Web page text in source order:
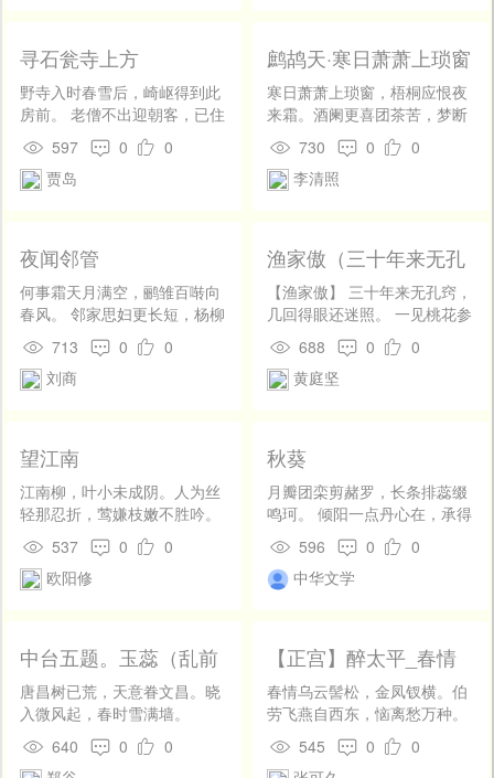
淹留，全军藉智谋。讵似南宫
复道上，先封雍齿侯。
寻石瓮寺上方
野寺入时春雪后，崎岖得到此
房前。 老僧不出迎朝客，已住
上方三十年。
597 0
0
贾岛
鹧鸪天·寒日萧萧上琐窗
寒日萧萧上琐窗，梧桐应恨夜
来霜。酒阑更喜团茶苦，梦断
偏宜瑞脑香。秋已尽，日犹
长，仲宣怀远更凄凉。不如随
分尊前醉，莫负东篱菊蕊黄。
730 0
0
李清照
夜闻邻管
何事霜天月满空，鹂雏百啭向
春风。 邻家思妇更长短，杨柳
如丝在管中。
713 0
0
刘商
渔家傲（三十年来无孔
窍）
【渔家傲】 三十年来无孔窍，
几回得眼还迷照。 一见桃花参
学了。 呈法要， 无弦琴上单
于调。 摘叶寻枝虚半老， 看
花特地重年少。 今后水云人欲
688 0
0
黄庭坚
望江南
江南柳，叶小未成阴。人为丝
轻那忍折，莺嫌枝嫩不胜吟。
留著待春深。十四五，闲抱琵
琶寻。阶上簸钱阶下走，恁时
相见早留心。何况到如今。(莺
537 0
0
欧阳修
秋葵
月瓣团栾剪赭罗，长条排蕊缀
鸣珂。 倾阳一点丹心在，承得
中天雨露多。
596 0
0
中华文学
中台五题。玉蕊（乱前
唐昌观玉蕊最盛）
唐昌树已荒，天意眷文昌。晓
入微风起，春时雪满墙。
640
0
0
【正宫】醉太平_春情
乌云髻
春情乌云髻松，金凤钗横。伯
劳飞燕自西东，恼离愁万种。
碧溶溶满溪绿水桃源洞，淡濛
濛半窗白月梨云梦，恨匆匆一
545 0
0